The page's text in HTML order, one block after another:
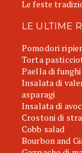
Le feste
LE ULTIME
Pomodori
Torta
Paella di
Insalata di
asparagi
Insalata di
Crostoni di
Cobb salad
Bourbon and